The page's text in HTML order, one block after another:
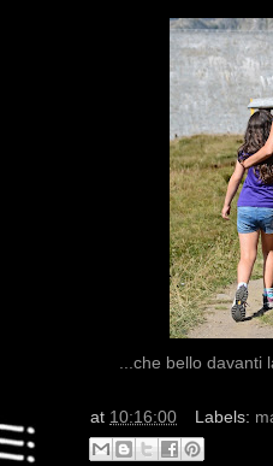
...che bello
at 10:16:00 Labels: